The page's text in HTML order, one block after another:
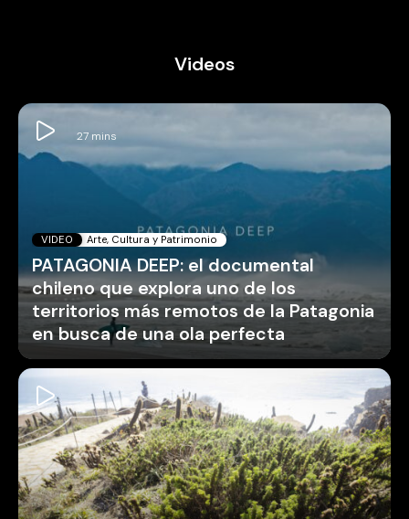
Videos
VIDEO Arte, Cultura y Patrimonio
PATAGONIA DEEP: el documental
chileno que explora uno de los
territorios más remotos de la Patagonia
en busca de una ola perfecta